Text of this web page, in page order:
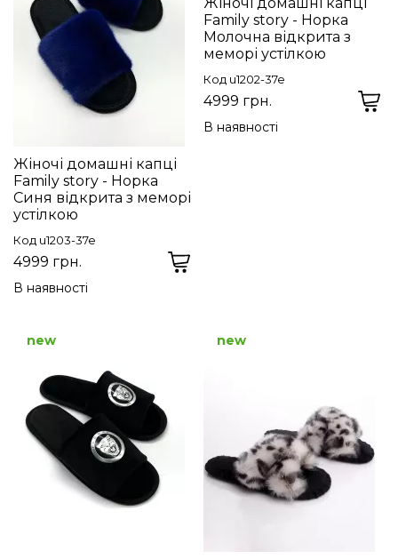
Жіночі домашні капці
Family story - Норка
Синя відкрита з меморі
устілкою
Код u1203-37e
4999 грн.
В наявності
Family story - Норка
Молочна відкрита з
меморі устілкою
Код u1202-37e
4999 грн.
В наявності
new new